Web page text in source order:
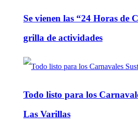
Se vienen las “24 Horas de
grilla de actividades
Todo listo para los
Las Varillas